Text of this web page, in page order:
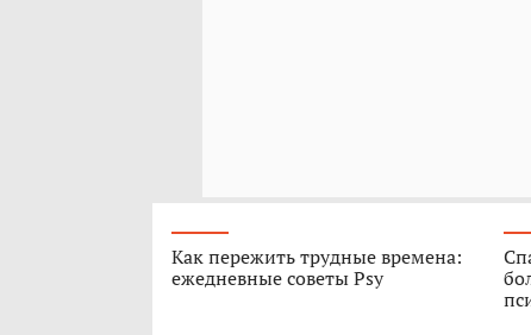
Как пережить трудные времена:
ежедневные советы Psy